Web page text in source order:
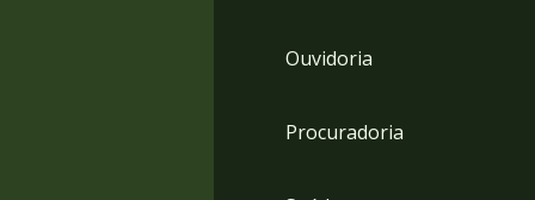
Ouvidoria
Procuradoria